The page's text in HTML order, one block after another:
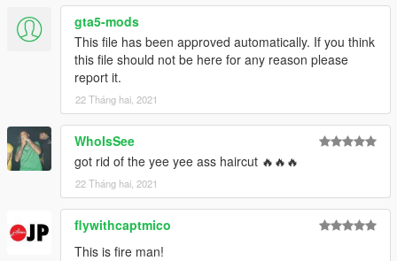
gta5-mods
This file has been approved automatically. If you think
this file should not be here for any reason please
report it.
22 Tháng hai, 2021
WhoIsSee
got rid of the yee yee ass haircut 🔥🔥🔥
22 Tháng hai, 2021
flywithcaptmico
This is fire man!